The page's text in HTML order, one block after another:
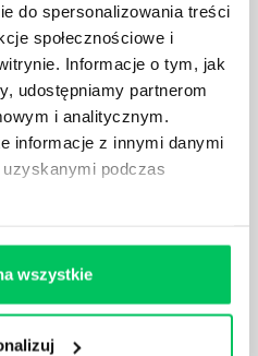
do spersonalizowania treści
społecznościowe i
Informacje o tym, jak
udostępniamy partnerom
i analitycznym.
informacje z innymi danymi
podczas
wszystkie
ZREALIZOWAĆ
PROJEKTOWEGO?
w każdej większej (i
z realizacją
pewnością każda osoba
choć raz się z nim